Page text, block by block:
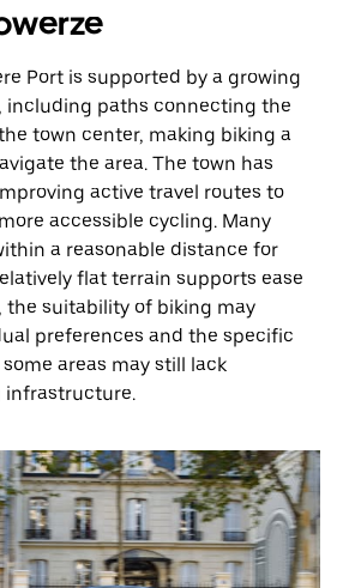
Port is supported by a growing
including paths connecting the
town center, making biking a
the area. The town has
active travel routes to
accessible cycling. Many
a reasonable distance for
flat terrain supports ease
the suitability of biking may
preferences and the specific
areas may still lack
infrastructure.